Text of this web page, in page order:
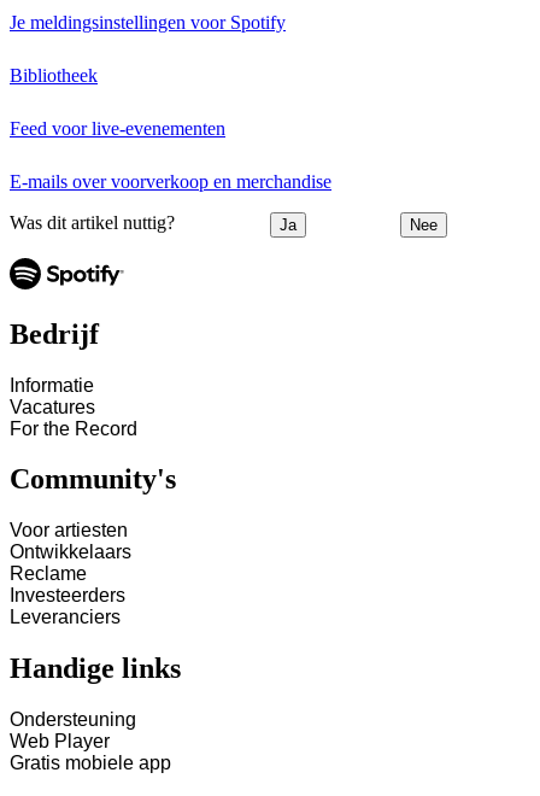
Je meldingsinstellingen voor Spotify
Bibliotheek
Feed voor live-evenementen
E-mails over voorverkoop en merchandise
Was dit artikel nuttig? Ja Nee
Bedrijf
Informatie
Vacatures
For the Record
Community's
Voor artiesten
Ontwikkelaars
Reclame
Investeerders
Leveranciers
Handige links
Ondersteuning
Web Player
Gratis mobiele app